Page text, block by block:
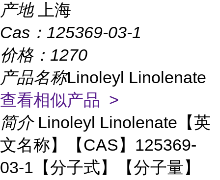
产地
上海
Cas： 125369-03-1
价格： 1270
产品名称Linoleyl Linolenate
查看相似产品 >
简介 Linoleyl Linolenate【英
文名称】【CAS】125369-
03-1【分子式】【分子量】